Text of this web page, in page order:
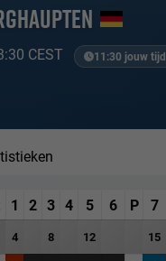
CEST 11:30 jouw tijd
1 2 3 4 5 6 P 7
4 8 12 15